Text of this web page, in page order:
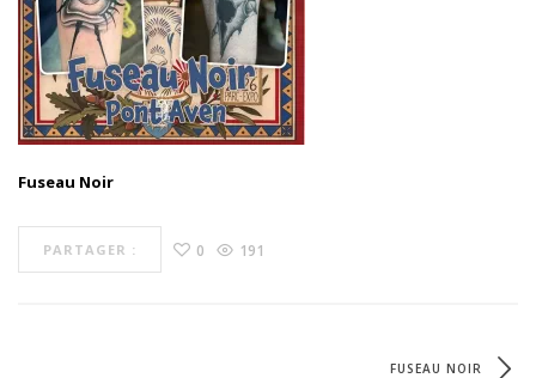
Fuseau Noir
PARTAGER : 0 191
FUSEAU NOIR